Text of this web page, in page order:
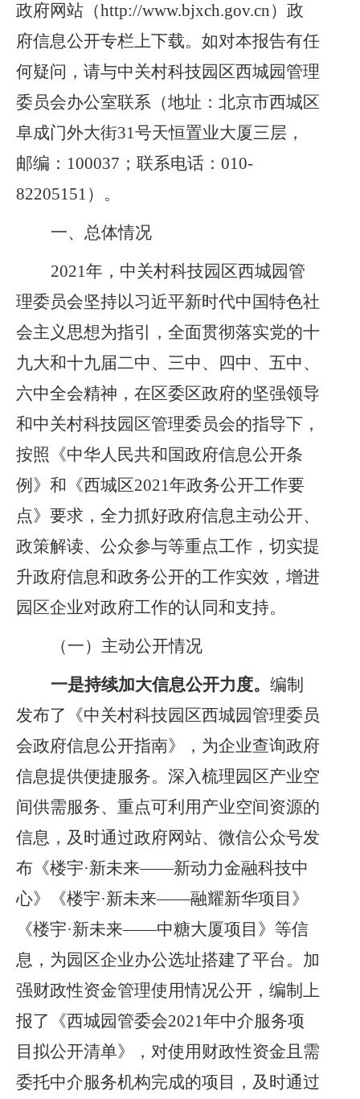
政府网站（http://www.bjxch.gov.cn）政
府信息公开专栏上下载。如对本报告有任
何疑问，请与中关村科技园区西城园管理
委员会办公室联系（地址：北京市西城区
阜成门外大街31号天恒置业大厦三层 ，
邮编： 100037 ；联系电话： 010-
82205151）。
一、 总体情况
2021年 ， 中关村科技园区西城园管
理委员会坚持以习近平新时代中国特色社
会主义思想为指引， 全面贯彻落实党的十
九大和十九届二中、三中、四中、 五中、
六中全会精神， 在区委区政府的坚强领导
和中关村科技园区管理委员会的指导下 ，
按照 《中华人民共和国政府信息公开条
例》和《西城区2021年政务公开工作要
点》要求， 全力抓好政府信息主动公开、
政策解读、公众参与等重点工作，切实提
升政府信息和政务公开的工作实效，增进
园区企业对政府工作的认同和支持。
（一） 主动公开情况
一是持续加大信息公开力度。 编制
发布了《中关村科技园区西城园管理委员
会政府信息公开指南》，为企业查询政府
信息提供便捷服务。 深入梳理园区产业空
间供需服务、重点可利用产业空间资源的
信息，及时通过政府网站、微信公众号发
布《楼宇·新未来——新动力金融科技中
心》《楼宇·新未来——融耀新华项目》
《楼宇·新未来——中糖大厦项目》等信
息，为园区企业办公选址搭建了平台。 加
强财政性资金管理使用情况公开，编制上
报了《西城园管委会2021年中介服务项
目拟公开清单》，对使用财政性资金且需
委托中介服务机构完成的项目，及时通过